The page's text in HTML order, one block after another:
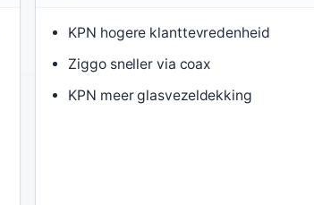
KPN hogere klanttevredenheid
Ziggo sneller via coax
KPN meer glasvezeldekking